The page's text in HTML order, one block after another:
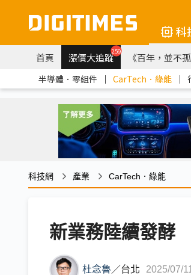
科
首頁 漲價大追蹤259 《百年，並不
半導體．零組件 ｜ CarTech．綠能 ｜
科技網 產業 CarTech．綠能
新業務陸續發酵
杜念魯／台北 2025/07/11